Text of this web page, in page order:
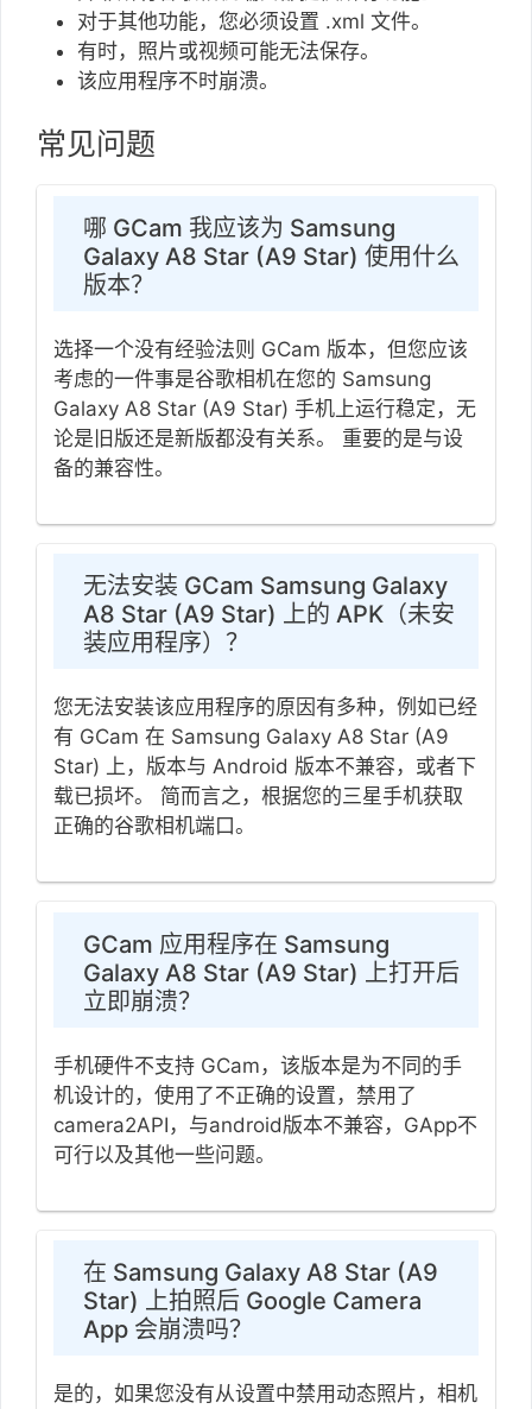
对于其他功能，您必须设置 .xml 文件。
有时，照片或视频可能无法保存。
该应用程序不时崩溃。
常见问题
哪 GCam 我应该为 Samsung
Galaxy A8 Star (A9 Star) 使用什么
版本？
选择一个没有经验法则 GCam 版本，但您应该
考虑的一件事是谷歌相机在您的 Samsung
Galaxy A8 Star (A9 Star) 手机上运行稳定，无
论是旧版还是新版都没有关系。 重要的是与设
备的兼容性。
无法安装 GCam Samsung Galaxy
A8 Star (A9 Star) 上的 APK（未安
装应用程序）？
您无法安装该应用程序的原因有多种，例如已经
有 GCam 在 Samsung Galaxy A8 Star (A9
Star) 上，版本与 Android 版本不兼容，或者下
载已损坏。 简而言之，根据您的三星手机获取
正确的谷歌相机端口。
GCam 应用程序在 Samsung
Galaxy A8 Star (A9 Star) 上打开后
立即崩溃？
手机硬件不支持 GCam，该版本是为不同的手
机设计的，使用了不正确的设置，禁用了
camera2API，与android版本不兼容，GApp不
可行以及其他一些问题。
在 Samsung Galaxy A8 Star (A9
Star) 上拍照后 Google Camera
App 会崩溃吗？
是的，如果您没有从设置中禁用动态照片，相机